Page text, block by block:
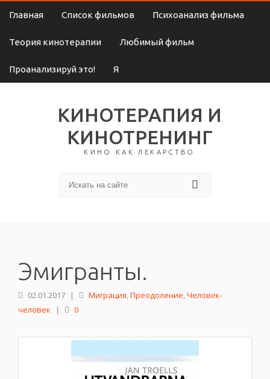
Главная Список фильмов Психоанализ фильма
Теория кинотерапии Любимый фильм
Проанализируй это! Я
КИНОТЕРАПИЯ И
КИНОТРЕНИНГ
КИНО КАК ЛЕКАРСТВО
Эмигранты.
02.01.2017 | Миграция,Преодоление,Человек-
человек
| 0